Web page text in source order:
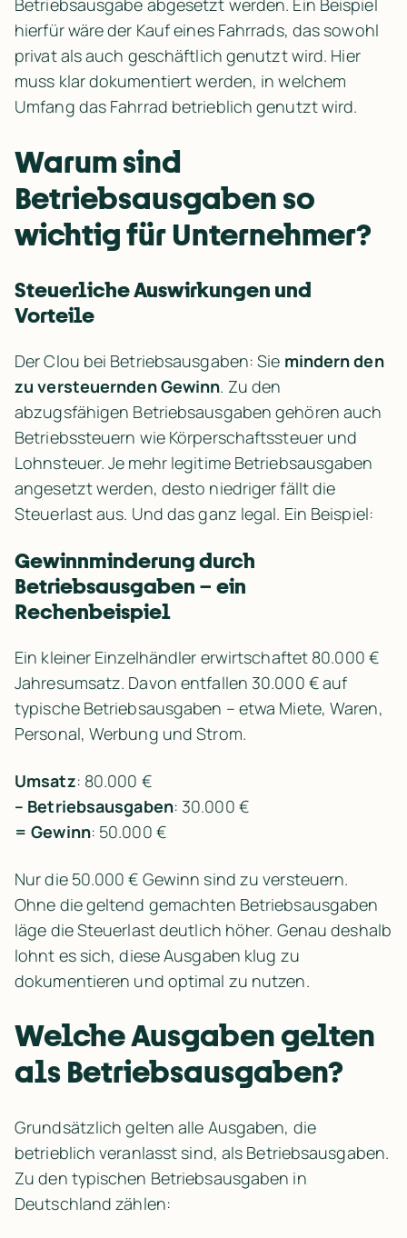
Betriebsausgabe abgesetzt werden. Ein Beispiel
hierfür wäre der Kauf eines Fahrrads, das sowohl
privat als auch geschäftlich genutzt wird. Hier
muss klar dokumentiert werden, in welchem
Umfang das Fahrrad betrieblich genutzt wird.
Warum sind
Betriebsausgaben so
wichtig für Unternehmer?
Steuerliche Auswirkungen und
Vorteile
Der Clou bei Betriebsausgaben: Sie mindern den
zu versteuernden Gewinn. Zu den
abzugsfähigen Betriebsausgaben gehören auch
Betriebssteuern wie Körperschaftssteuer und
Lohnsteuer. Je mehr legitime Betriebsausgaben
angesetzt werden, desto niedriger fällt die
Steuerlast aus. Und das ganz legal. Ein Beispiel:
Gewinnminderung durch
Betriebsausgaben – ein
Rechenbeispiel
Ein kleiner Einzelhändler erwirtschaftet 80.000 €
Jahresumsatz. Davon entfallen 30.000 € auf
typische Betriebsausgaben – etwa Miete, Waren,
Personal, Werbung und Strom.
Umsatz
: 80.000 €
– Betriebsausgaben
: 30.000 €
= Gewinn: 50.000 €
Nur die 50.000 € Gewinn sind zu versteuern.
Ohne die geltend gemachten Betriebsausgaben
läge die Steuerlast deutlich höher. Genau deshalb
lohnt es sich, diese Ausgaben klug zu
dokumentieren und optimal zu nutzen.
Welche Ausgaben gelten
als Betriebsausgaben?
Grundsätzlich gelten alle Ausgaben, die
betrieblich veranlasst sind, als Betriebsausgaben.
Zu den typischen Betriebsausgaben in
Deutschland zählen: